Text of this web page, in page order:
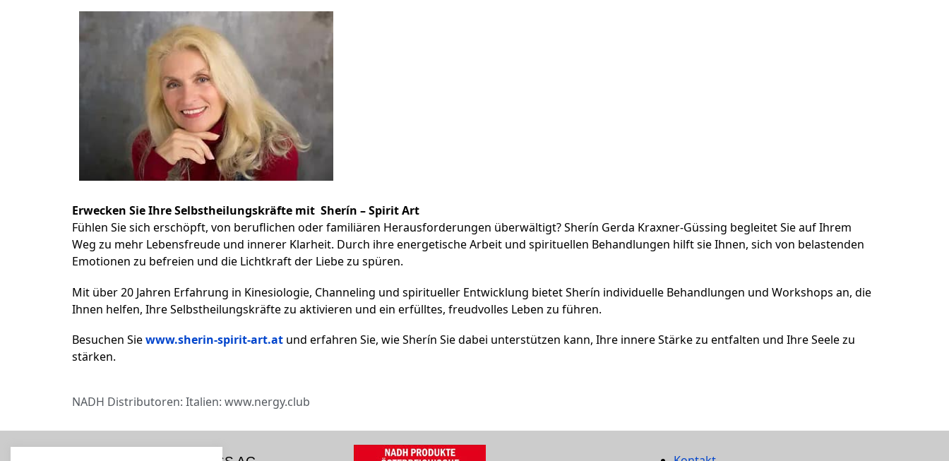
Erwecken Sie Ihre Selbstheilungskräfte mit Sherín – Spirit Art
Fühlen Sie sich erschöpft, von beruflichen oder familiären Herausforderungen überwältigt? Sherín Gerda Kraxner-Güssing begleitet Sie auf Ihrem
Weg zu mehr Lebensfreude und innerer Klarheit. Durch ihre energetische Arbeit und spirituellen Behandlungen hilft sie Ihnen, sich von belastenden
Emotionen zu befreien und die Lichtkraft der Liebe zu spüren.
Mit über 20 Jahren Erfahrung in Kinesiologie, Channeling und spiritueller Entwicklung bietet Sherín individuelle Behandlungen und Workshops an, die
Ihnen helfen, Ihre Selbstheilungskräfte zu aktivieren und ein erfülltes, freudvolles Leben zu führen.
Besuchen Siewww.sherin-spirit-art.at und erfahren Sie, wie Sherín Sie dabei unterstützen kann, Ihre innere Stärke zu entfalten und Ihre Seele zu
stärken.
NADH Distributoren: Italien: www.nergy.club